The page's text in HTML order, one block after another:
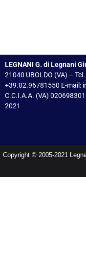
LEGNANI G. di Legnani
21040 UBOLDO (VA) –
+39.02.96781550 E-mail:
C.C.I.A.A. (VA)
2021
Copyright © 2005-2021